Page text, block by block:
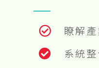
瞭解
系統